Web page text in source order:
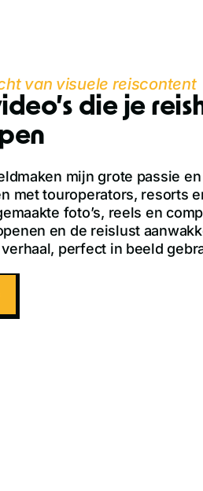
van visuele reiscontent
die je
mijn grote passie
met touroperators, resorts
foto’s, reels en
en de reislust
perfect in beeld